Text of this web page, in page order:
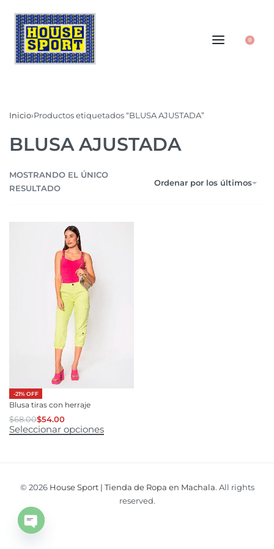
0
Inicio›Productos etiquetados “BLUSA AJUSTADA”
BLUSA AJUSTADA
MOSTRANDO EL ÚNICO
RESULTADO
Ordenar por los últimos
-21% OFF
Blusa tiras con herraje
$68.00$54.00
Seleccionar opciones
© 2026 House Sport | Tienda de Ropa en Machala. All rights
reserved.
Open